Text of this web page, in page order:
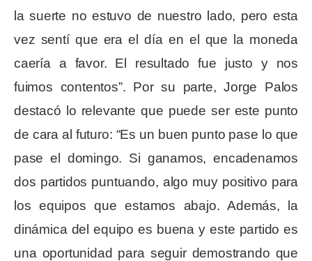
la suerte no estuvo de nuestro lado, pero esta
vez sentí que era el día en el que la moneda
caería a favor. El resultado fue justo y nos
fuimos contentos”. Por su parte, Jorge Palos
destacó lo relevante que puede ser este punto
de cara al futuro: “Es un buen punto pase lo que
pase el domingo. Si ganamos, encadenamos
dos partidos puntuando, algo muy positivo para
los equipos que estamos abajo. Además, la
dinámica del equipo es buena y este partido es
una oportunidad para seguir demostrando que